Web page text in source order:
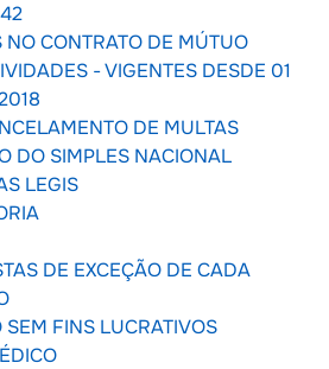
NO CONTRATO DE MÚTUO
- VIGENTES DESDE 01
DE MULTAS
DO SIMPLES NACIONAL
LEGIS
DE EXCEÇÃO DE CADA
SEM FINS LUCRATIVOS